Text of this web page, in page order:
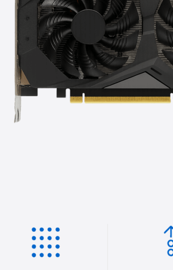
PC-Arena на карте Москвы — Яндекс Карты